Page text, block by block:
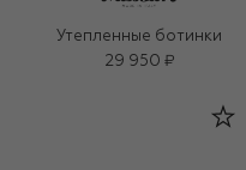
Утепленные ботинки
29 950 ₽